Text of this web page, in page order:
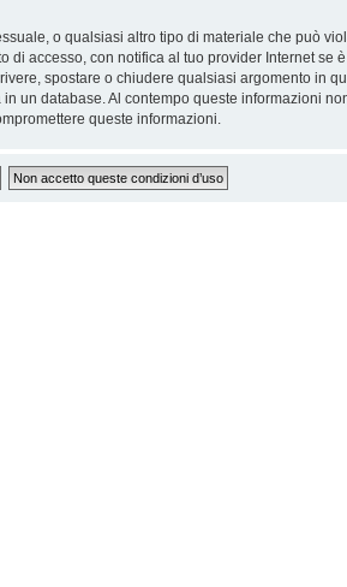
o qualsiasi altro tipo di materiale che può
accesso, con notifica al tuo provider Internet se
spostare o chiudere qualsiasi argomento in
un database. Al contempo queste informazioni
queste informazioni.